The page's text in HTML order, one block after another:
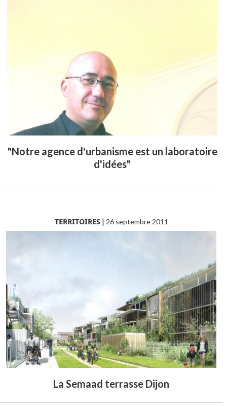
"Notre agence d'urbanisme est un laboratoire
d'idées"
TERRITOIRES| 26 septembre 2011
La Semaad terrasse Dijon